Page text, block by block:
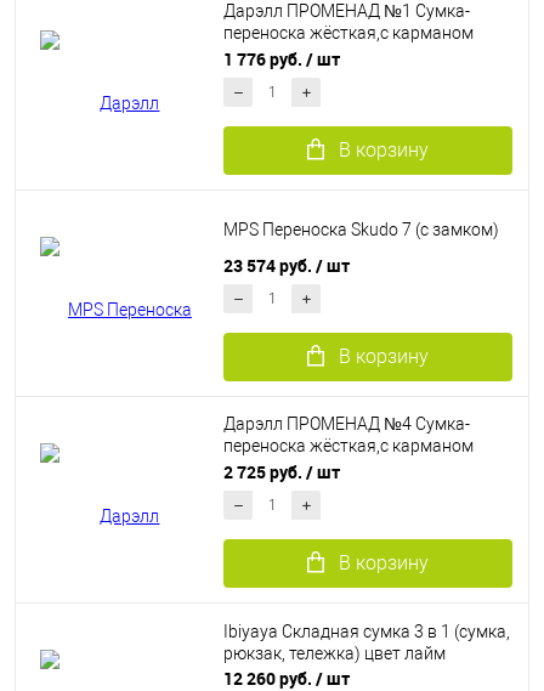
Дарэлл ПРОМЕНАД №1 Сумка-
переноска жёсткая,с карманом
(нейлон,пластик)
1 776 руб. / шт
В корзину
MPS Переноска Skudo 7 (c замком)
23 574 руб. / шт
В корзину
Дарэлл ПРОМЕНАД №4 Сумка-
переноска жёсткая,с карманом
(нейлон,пластик)
2 725 руб. / шт
В корзину
Ibiyaya Складная сумка 3 в 1 (сумка,
рюкзак, тележка) цвет лайм
12 260 руб. / шт